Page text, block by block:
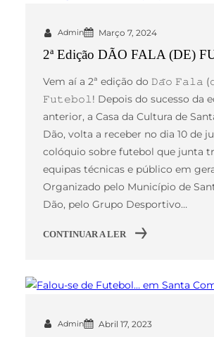
Admin Março 7, 2024
2ª Edição DÃO FALA (DE)
Vem aí a 2ª edição do 𝙳𝚊̃𝚘 𝙵𝚊𝚕𝚊
𝙵𝚞𝚝𝚎𝚋𝚘𝚕! Depois do sucesso da
anterior, a Casa da Cultura de
Dão, volta a receber no dia 10 de
colóquio sobre futebol que junta
equipas técnicas e público em
Organizado pelo Município de
Dão, pelo Grupo Desportivo…
CONTINUAR A LER
Admin Abril 17, 2023